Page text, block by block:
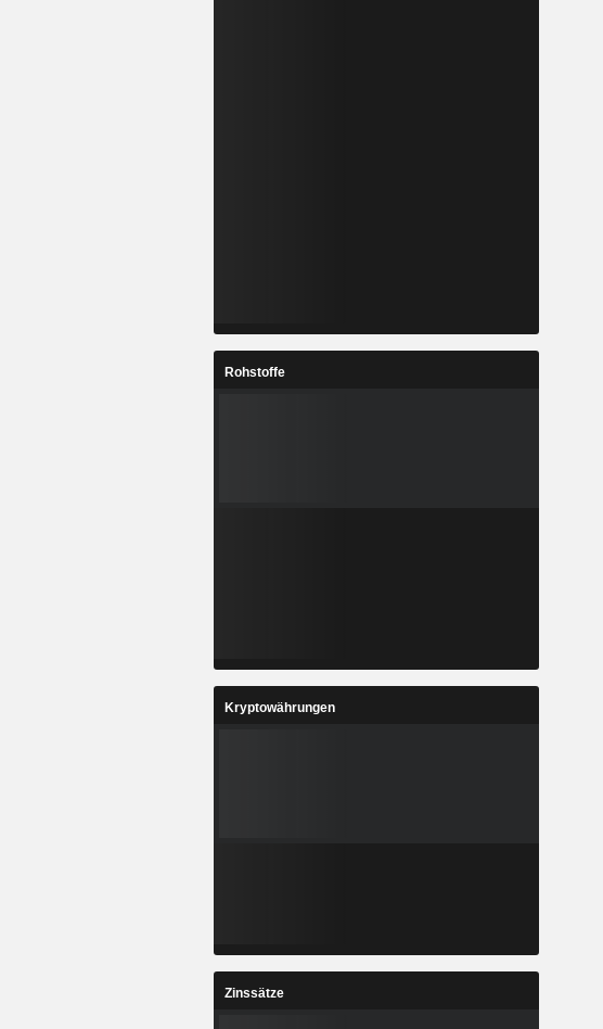
Rohstoffe
Kryptowährungen
Zinssätze